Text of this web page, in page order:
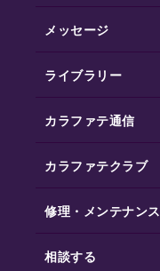
メッセージ
ライブラリー
カラファテ通信
カラファテクラブ
修理・メンテナンス
相談する